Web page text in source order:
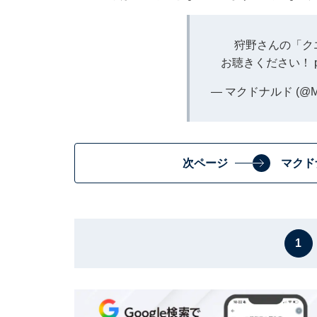
狩野さんの「ク
お聴きください！
— マクドナルド
次ページ マク
1